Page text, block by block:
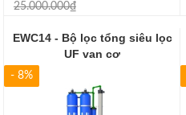
25.000.000₫
EWC14 - Bộ lọc tổng siêu lọc
UF van cơ
- 8%